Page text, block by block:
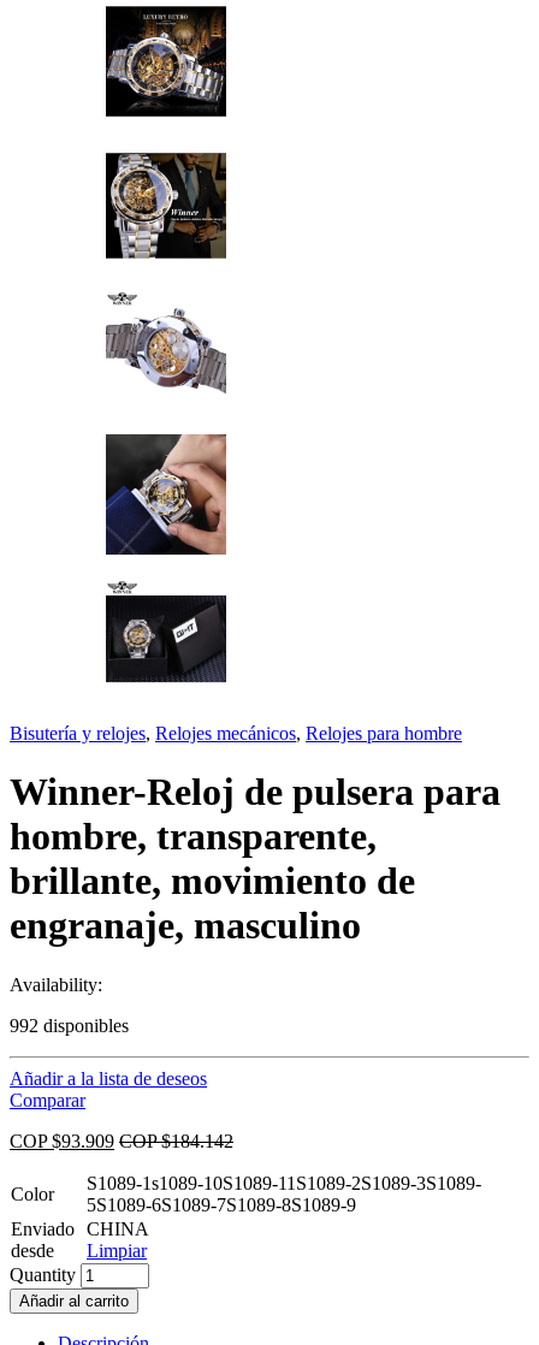
Bisutería y relojes, Relojes mecánicos, Relojes para hombre
Winner-Reloj de pulsera para
hombre, transparente,
brillante, movimiento de
engranaje, masculino
Availability:
992 disponibles
Añadir a la lista de deseos
Comparar
COP $93.909 COP $184.142
Color
S1089-1s1089-10S1089-11 S1089-2S1089-3S1089-
5S1089-6S1089-7S1089-8S1089-9
Enviado
desde
CHINA
Limpiar
Quantity
Añadir al carrito